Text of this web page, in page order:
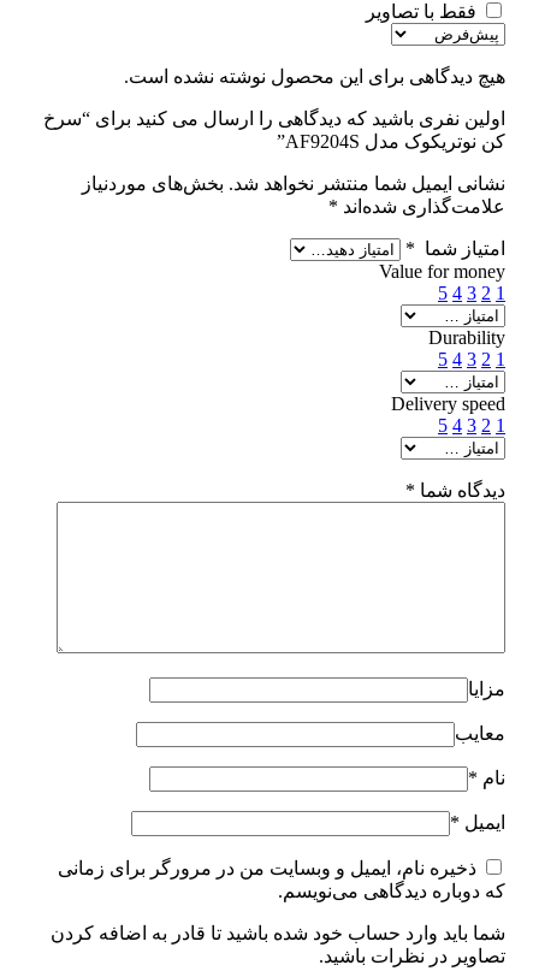
فقط با تصاویر
هیچ دیدگاهی برای این محصول نوشته نشده است.
اولین نفری باشید که دیدگاهی را ارسال می کنید برای “سرخ
کن نوتریکوک مدل AF9204S”
نشانی ایمیل شما منتشر نخواهد شد. بخش‌های موردنیاز
علامت‌گذاری شده‌اند *
امتیاز شما *
Value for money
1
2
3
4
5
Durability
1
2
3
4
5
Delivery speed
1
2
3
4
5
دیدگاه شما *
مزایا
معایب
نام *
ایمیل *
ذخیره نام، ایمیل و وبسایت من در مرورگر برای زمانی
که دوباره دیدگاهی می‌نویسم.
شما باید وارد حساب خود شده باشید تا قادر به اضافه کردن
تصاویر در نظرات باشید.